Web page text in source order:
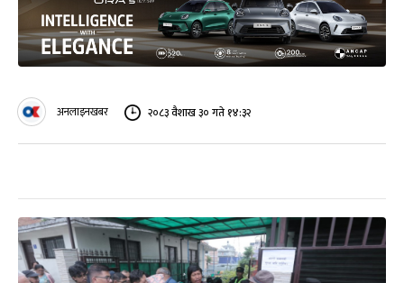
अनलाइनखबर २०८३ वैशाख ३० गते १४:३२